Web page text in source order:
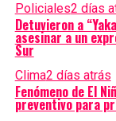
Policiales2 días
Detuvieron a
asesinar a un
Sur
Clima2 días atrás
Fenómeno de El
preventivo para